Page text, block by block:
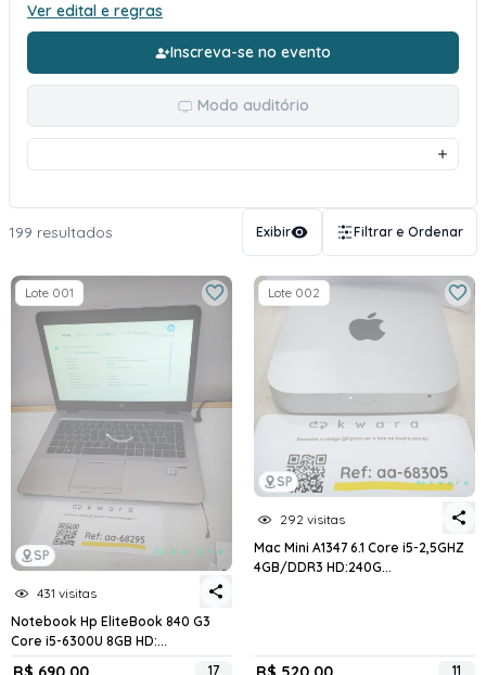
Ver edital e regras
Inscreva-se no evento
Modo auditório
199 resultados Exibir Filtrar e Ordenar
SP
Lote 001
431 visitas
Notebook Hp EliteBook 840 G3
Core i5-6300U 8GB HD:...
17
SP
Lote 002
292 visitas
Mac Mini A1347 6.1 Core i5-2,5GHZ
4GB/DDR3 HD:240G...
11